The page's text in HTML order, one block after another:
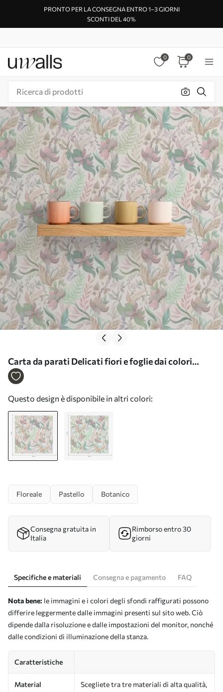
PRONTO PER LA CONSEGNA ENTRO 1–3 GIORNI
SCONTI DEL 40%
0 0
Carta da parati Delicati fiori e foglie dai colori
pastello su uno sfondo chiaro Nr. a00931
Questo design è disponibile in altri colori:
Floreale Pastello Botanico
Consegna gratuita in
Italia
Rimborso entro 30
giorni
Specifiche e materiali Consegna e pagamento FAQ
Nota bene: le immagini e i colori degli sfondi raffigurati possono
differire leggermente dalle immagini presenti sul sito web. Ciò
dipende dalla risoluzione e dalle impostazioni del monitor, nonché
dalle condizioni di illuminazione della stanza.
Caratteristiche
Material
Scegliete tra tre materiali di alta qualità,